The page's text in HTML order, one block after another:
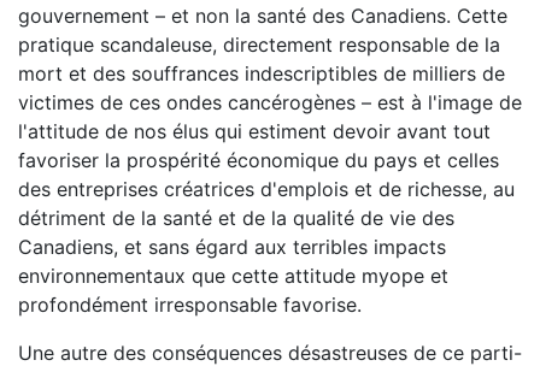
gouvernement – et non la santé des Canadiens. Cette
pratique scandaleuse, directement responsable de la
mort et des souffrances indescriptibles de milliers de
victimes de ces ondes cancérogènes – est à l'image de
l'attitude de nos élus qui estiment devoir avant tout
favoriser la prospérité économique du pays et celles
des entreprises créatrices d'emplois et de richesse, au
détriment de la santé et de la qualité de vie des
Canadiens, et sans égard aux terribles impacts
environnementaux que cette attitude myope et
profondément irresponsable favorise.
Une autre des conséquences désastreuses de ce parti-